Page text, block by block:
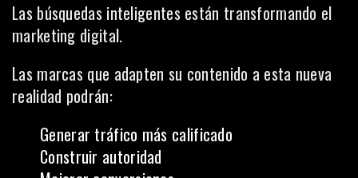
Las búsquedas inteligentes están transformando el
marketing digital.
Las marcas que adapten su contenido a esta nueva
realidad podrán:
Generar tráfico más calificado
Construir autoridad